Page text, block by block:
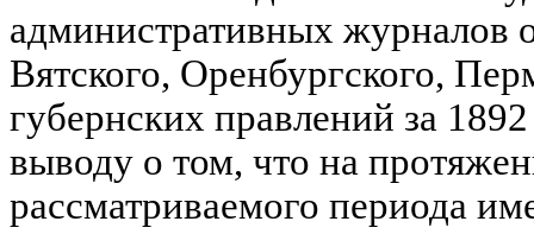
административных журналов
Вятского, Оренбургского,
губернских правлений за
выводу о том, что на
рассматриваемого периода